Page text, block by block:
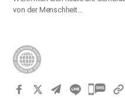
von der Menschheit…